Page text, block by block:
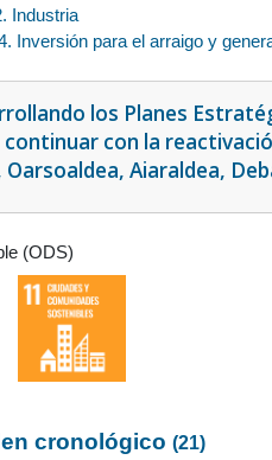
Industria
Inversión para el arraigo y
los Planes
con la
Aiaraldea,
(ODS)
cronológico(21)